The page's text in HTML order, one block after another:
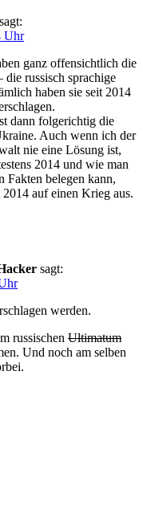
sagt:
Uhr
ganz offensichtlich die
die russisch sprachige
haben sie seit 2014
dann folgerichtig die
Auch wenn ich der
nie eine Lösung ist,
2014 und wie man
Fakten belegen kann,
auf einen Krieg aus.
sagt:
werden.
russischen Ultimatum
Und noch am selben